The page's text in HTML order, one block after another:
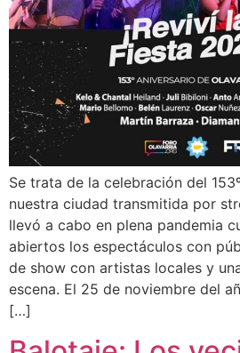
Se trata de la celebración del
nuestra ciudad transmitida por
llevó a cabo en plena pandemia
abiertos los espectáculos con
de show con artistas locales y
escena. El 25 de noviembre del
[…]